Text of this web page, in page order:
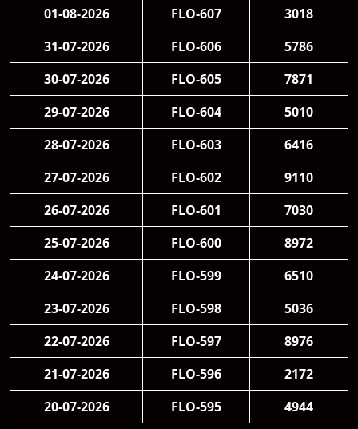
01-08-2026
FLO-607
3018
31-07-2026
FLO-606
5786
30-07-2026
FLO-605
7871
29-07-2026
FLO-604
5010
28-07-2026
FLO-603
6416
27-07-2026
FLO-602
9110
26-07-2026
FLO-601
7030
25-07-2026
FLO-600
8972
24-07-2026
FLO-599
6510
23-07-2026
FLO-598
5036
22-07-2026
FLO-597
8976
21-07-2026
FLO-596
2172
20-07-2026
FLO-595 4944